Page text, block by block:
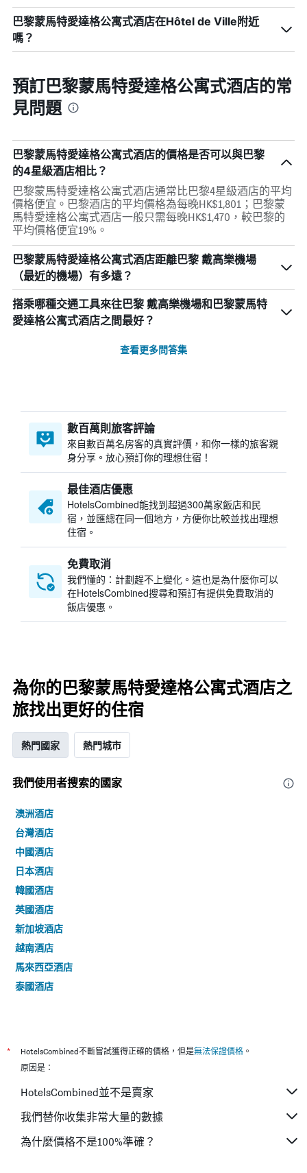
巴黎蒙馬特愛達格公寓式酒店在Hôtel de Ville附近
嗎？
預訂巴黎蒙馬特愛達格公寓式酒店的常
見問題
巴黎蒙馬特愛達格公寓式酒店的價格是否可以與巴黎
的4星級酒店相比？
巴黎蒙馬特愛達格公寓式酒店通常比巴黎4星級酒店的平均
價格便宜。巴黎酒店的平均價格為每晚HK$1,801；巴黎蒙
馬特愛達格公寓式酒店一般只需每晚HK$1,470，較巴黎的
平均價格便宜19%。
巴黎蒙馬特愛達格公寓式酒店距離巴黎 戴高樂機場
（最近的機場）有多遠？
搭乘哪種交通工具來往巴黎 戴高樂機場和巴黎蒙馬特
愛達格公寓式酒店之間最好？
查看更多問答集
數百萬則旅客評論
來自數百萬名房客的真實評價，和你一樣的旅客親
身分享。放心預訂你的理想住宿！
最佳酒店優惠
HotelsCombined​能找到超過300萬家飯店和民
宿，並匯總在同一個地方，方便你比較並找出理想
住宿。
免費取消
我們懂的：計劃趕不上變化。這也是為什麼你可以
在HotelsCombined搜尋和預訂有提供免費取消的
飯店優惠。
為你的巴黎蒙馬特愛達格公寓式酒店之
旅找出更好的住宿
熱門國家 熱門城市
我們使用者搜索的國家
澳洲酒店
台灣酒店
中國酒店
日本酒店
韓國酒店
英國酒店
新加坡酒店
越南酒店
馬來西亞酒店
泰國酒店
* HotelsCombined不斷嘗試獲得正確的價格，但是無法保證價格 。
原因是：
HotelsCombined並不是賣家
我們替你收集非常大量的數據
為什麼價格不是100%準確？